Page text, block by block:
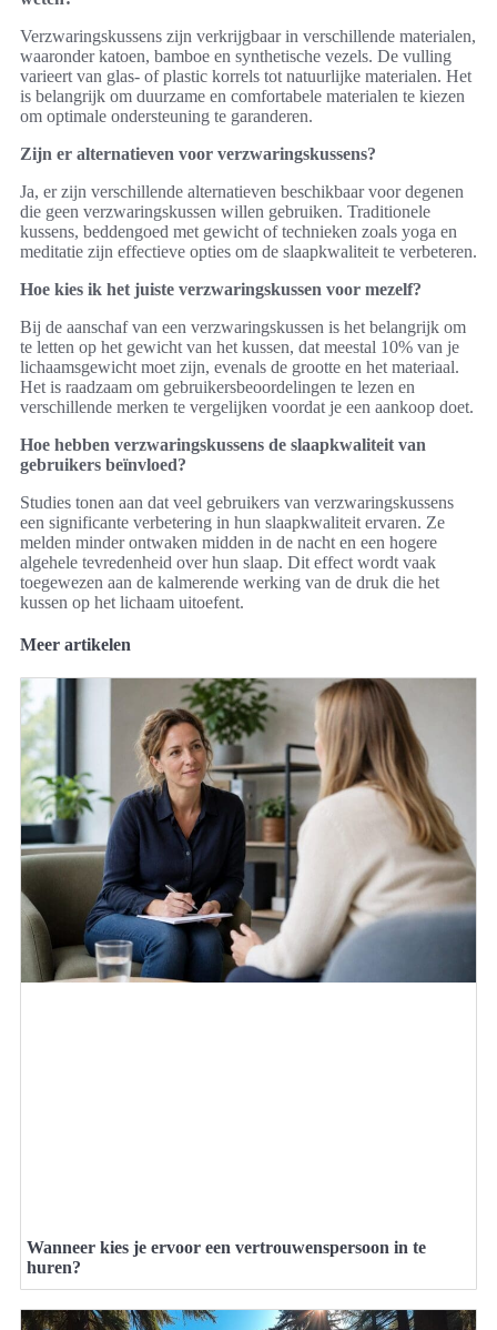
Verzwaringskussens zijn verkrijgbaar in verschillende materialen,
waaronder katoen, bamboe en synthetische vezels. De vulling
varieert van glas- of plastic korrels tot natuurlijke materialen. Het
is belangrijk om duurzame en comfortabele materialen te kiezen
om optimale ondersteuning te garanderen.
Zijn er alternatieven voor verzwaringskussens?
Ja, er zijn verschillende alternatieven beschikbaar voor degenen
die geen verzwaringskussen willen gebruiken. Traditionele
kussens, beddengoed met gewicht of technieken zoals yoga en
meditatie zijn effectieve opties om de slaapkwaliteit te verbeteren.
Hoe kies ik het juiste verzwaringskussen voor mezelf?
Bij de aanschaf van een verzwaringskussen is het belangrijk om
te letten op het gewicht van het kussen, dat meestal 10% van je
lichaamsgewicht moet zijn, evenals de grootte en het materiaal.
Het is raadzaam om gebruikersbeoordelingen te lezen en
verschillende merken te vergelijken voordat je een aankoop doet.
Hoe hebben verzwaringskussens de slaapkwaliteit van
gebruikers beïnvloed?
Studies tonen aan dat veel gebruikers van verzwaringskussens
een significante verbetering in hun slaapkwaliteit ervaren. Ze
melden minder ontwaken midden in de nacht en een hogere
algehele tevredenheid over hun slaap. Dit effect wordt vaak
toegewezen aan de kalmerende werking van de druk die het
kussen op het lichaam uitoefent.
Meer artikelen
Wanneer kies je ervoor een vertrouwenspersoon in te
huren?